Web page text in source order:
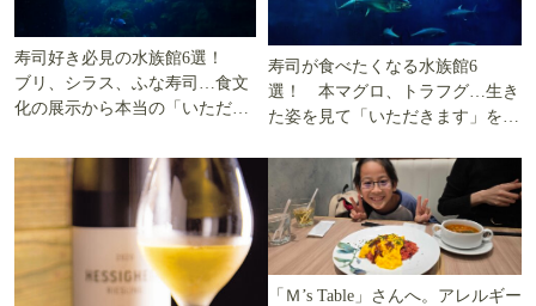
寿司好き必見の水族館6選！
ブリ、シラス、ふな寿司…食文
化の展示から本当の「いただき
寿司が食べたくなる水族館6
選！ 本マグロ、トラフグ…生き
た姿を見て「いただきます」を考
「Ｍ’s Table」さんへ。アレルギー